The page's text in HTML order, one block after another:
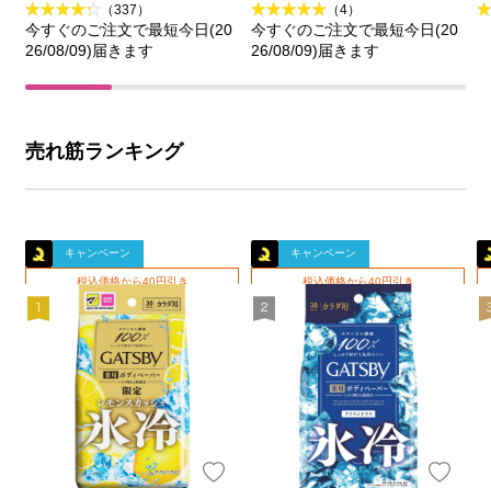
（337）
今すぐのご注文で最短今日(20
26/08/09)届きます
（4）
今すぐのご注文で最短今日(20
26/08/09)届きます
売れ筋ランキング
キャンペーン
税込価格から40円引き
キャンペーン
税込価格から40円引き